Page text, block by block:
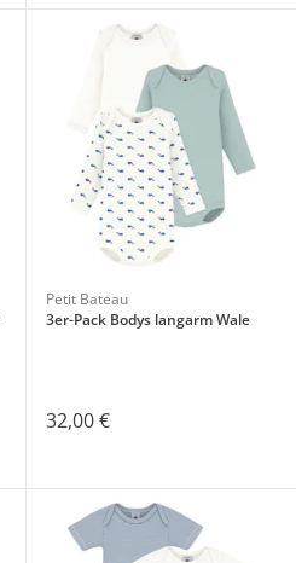
Petit Bateau
3er-Pack Bodys langarm Wale
32,00 €